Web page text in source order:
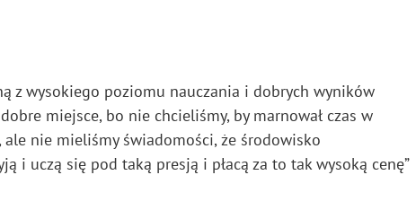
z wysokiego poziomu nauczania i dobrych wyników
miejsce, bo nie chcieliśmy, by marnował czas w
nie mieliśmy świadomości, że środowisko
i uczą się pod taką presją i płacą za to tak wysoką cenę”